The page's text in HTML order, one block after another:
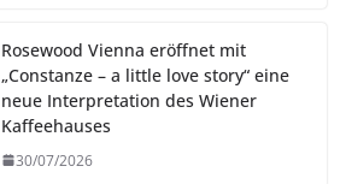
Rosewood Vienna eröffnet mit
„Constanze – a little love story“ eine
neue Interpretation des Wiener
Kaffeehauses
30/07/2026